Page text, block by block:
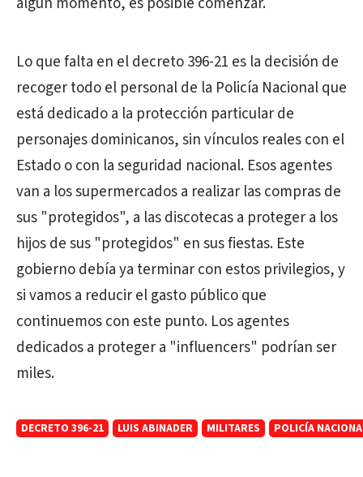
Lo que falta en el decreto 396-21 es la decisión de
recoger todo el personal de la Policía Nacional que
está dedicado a la protección particular de
personajes dominicanos, sin vínculos reales con el
Estado o con la seguridad nacional. Esos agentes
van a los supermercados a realizar las compras de
sus "protegidos", a las discotecas a proteger a los
hijos de sus "protegidos" en sus fiestas. Este
gobierno debía ya terminar con estos privilegios, y
si vamos a reducir el gasto público que
continuemos con este punto. Los agentes
dedicados a proteger a "influencers" podrían ser
miles.
DECRETO 396-21 LUIS ABINADER MILITARES POLICÍA